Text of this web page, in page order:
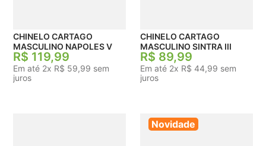
CHINELO CARTAGO
MASCULINO NAPOLES V
R$ 119,99
Em até 2x R$ 59,99 sem
juros
CHINELO CARTAGO
MASCULINO SINTRA III
R$ 89,99
Em até 2x R$ 44,99 sem
juros
Novidade